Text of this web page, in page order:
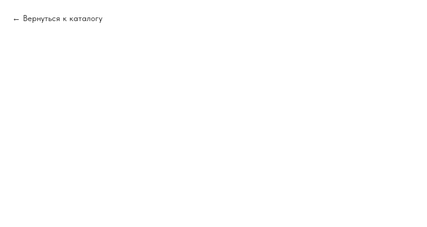
Вернуться к каталогу